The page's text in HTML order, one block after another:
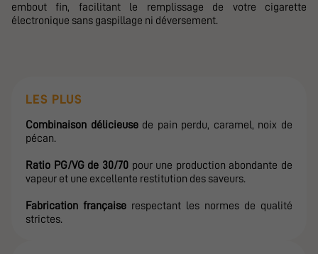
embout fin, facilitant le remplissage de votre cigarette
électronique sans gaspillage ni déversement.
LES PLUS
Combinaison délicieusede pain perdu, caramel, noix de
pécan.
Ratio PG/VG de 30/70pour une production abondante de
vapeur et une excellente restitution des saveurs.
Fabrication française respectant les normes de qualité
strictes.